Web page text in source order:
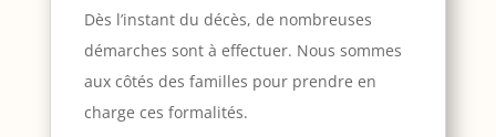
Dès l’instant du décès, de nombreuses
démarches sont à effectuer. Nous sommes
aux côtés des familles pour prendre en
charge ces formalités.